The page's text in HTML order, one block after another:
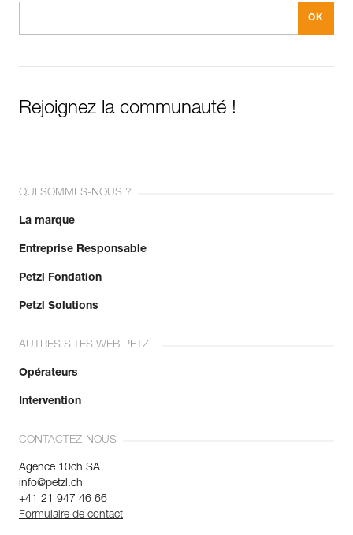
Rejoignez la communauté !
QUI SOMMES-NOUS ?
La marque
Entreprise Responsable
Petzl Fondation
Petzl Solutions
AUTRES SITES WEB PETZL
Opérateurs
Intervention
CONTACTEZ-NOUS
Agence 10ch SA
info@petzl.ch
+41 21 947 46 66
Formulaire de contact